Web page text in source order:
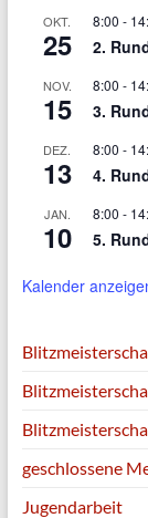
OKT.
25
8:00 -
2.
NOV.
15
8:00 -
3.
DEZ.
13
8:00 -
4.
JAN.
10
8:00 -
5.
Kalender
geschlossene
Jugendarbeit